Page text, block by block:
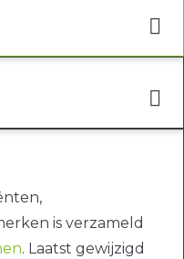
is verzameld
. Laatst gewijzigd